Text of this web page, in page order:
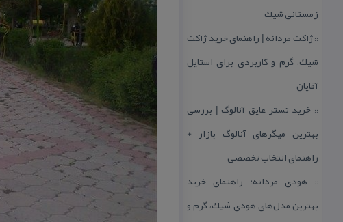
زمستانی شیك
::ژاكت مردانه | راهنمای خرید ژاكت
شیك، گرم و كاربردی برای استایل
آقایان
:: خرید تستر عایق آنالوگ | بررسی
بهترین میگرهای آنالوگ بازار +
راهنمای انتخاب تخصصی
:: هودی مردانه؛ راهنمای خرید
بهترین مدل‌های هودی شیك، گرم و